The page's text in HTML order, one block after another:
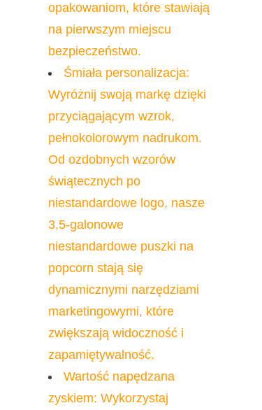
opakowaniom, które stawiają
na pierwszym miejscu
bezpieczeństwo.
Śmiała personalizacja:
Wyróżnij swoją markę dzięki
przyciągającym wzrok,
pełnokolorowym nadrukom.
Od ozdobnych wzorów
świątecznych po
niestandardowe logo, nasze
3,5-galonowe
niestandardowe puszki na
popcorn stają się
dynamicznymi narzędziami
marketingowymi, które
zwiększają widoczność i
zapamiętywalność.
Wartość napędzana
zyskiem: Wykorzystaj